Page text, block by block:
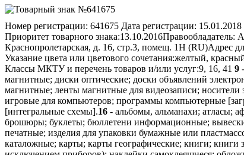
Номер регистрации: 641675 Дата регистрации: 15.01.2018
Приоритет товарного знака:13.10.2016Правообладатель:
Краснопролетарская, д. 16, стр.3, помещ. 1Н (RU)Адрес
Указание цвета или цветового сочетания:желтый,
Классы МКТУ и перечень товаров и/или услуг:9, 16, 41 9
магнитные; диски оптические; доски объявлений
магнитные; ленты магнитные для видеозаписи;
игровые для компьютеров; программы компьютерные
[интегральные схемы].16 - альбомы, альманахи; атласы;
брошюры; буклеты; бюллетени информационные;
печатные; изделия для упаковки бумажные или
каталожные; карты; карты географические; книги;